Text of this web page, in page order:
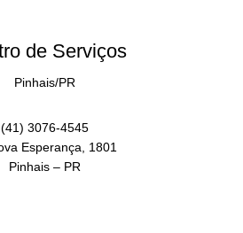
de Serviços
Pinhais/PR
(41) 3076-4545
Esperança, 1801
Pinhais – PR